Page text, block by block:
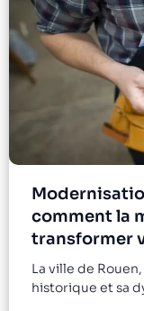
comment la
transformer
La ville de
historique et sa